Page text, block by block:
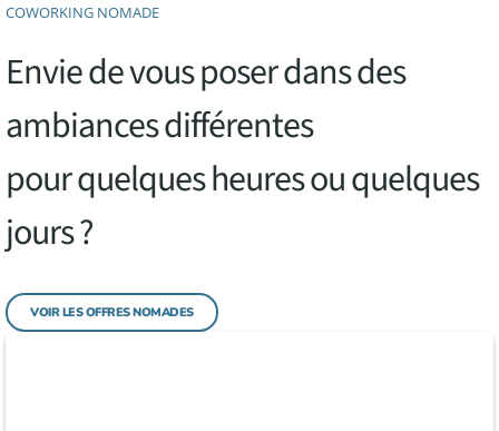
COWORKING NOMADE
Envie de vous poser dans des
ambiances différentes
pour quelques heures ou quelques
jours ?
VOIR LES OFFRES NOMADES